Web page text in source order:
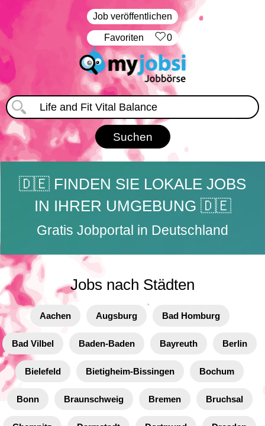
Job veröffentlichen
‏Favoriten 0
🇩🇪 FINDEN SIE LOKALE JOBS
IN IHRER UMGEBUNG 🇩🇪
Gratis Jobportal in Deutschland
Jobs nach Städten
Aachen Augsburg Bad Homburg
Bad Vilbel Baden-Baden Bayreuth Berlin
Bielefeld Bietigheim-Bissingen Bochum
Bonn Braunschweig Bremen Bruchsal